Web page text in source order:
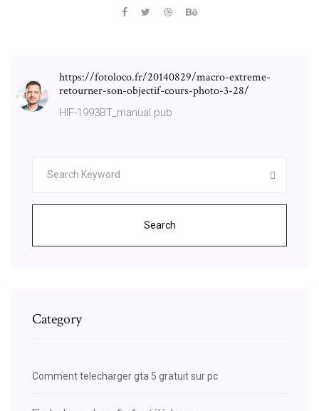
https://fotoloco.fr/20140829/macro-extreme-
retourner-son-objectif-cours-photo-3-28/
HIF-1993BT_manual.pub
Search
Category
Comment telecharger gta 5 gratuit sur pc